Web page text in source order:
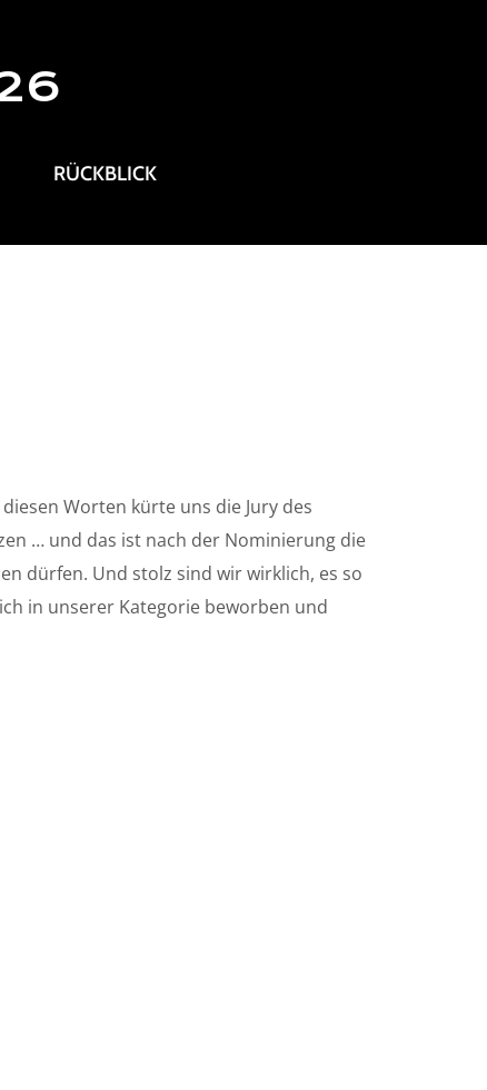
RÜCKBLICK
Worten kürte uns die Jury des
… und das ist nach der Nominierung die
dürfen. Und stolz sind wir wirklich, es so
in unserer Kategorie beworben und